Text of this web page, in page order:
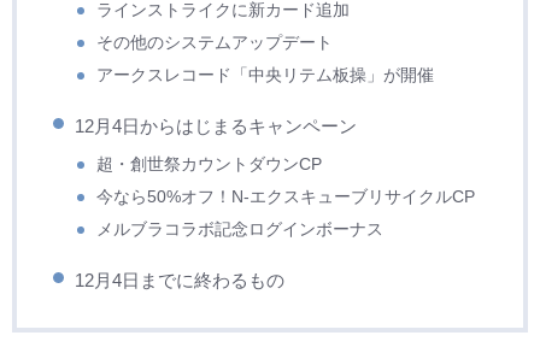
ラインストライクに新カード追加
その他のシステムアップデート
アークスレコード「中央リテム板操」が開催
12月4日からはじまるキャンペーン
超・創世祭カウントダウンCP
今なら50%オフ！N-エクスキューブリサイクルCP
メルブラコラボ記念ログインボーナス
12月4日までに終わるもの